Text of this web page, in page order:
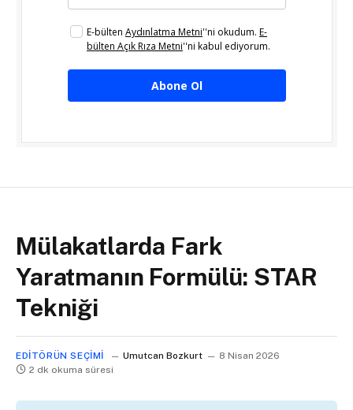
E-bülten Aydınlatma Metni''ni okudum. E-
bülten Açık Rıza Metni''ni kabul ediyorum.
Abone Ol
Mülakatlarda Fark
Yaratmanın Formülü: STAR
Tekniği
EDITÖRÜN SEÇIMI Umutcan Bozkurt
8 Nisan 2026
2 dk okuma süresi